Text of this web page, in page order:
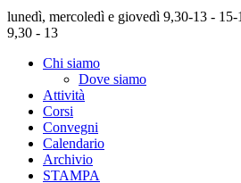
lunedì, mercoledì e giovedì 9,30-13 -
9,30 - 13
Chi siamo
Dove siamo
Attività
Corsi
Convegni
Calendario
Archivio
STAMPA